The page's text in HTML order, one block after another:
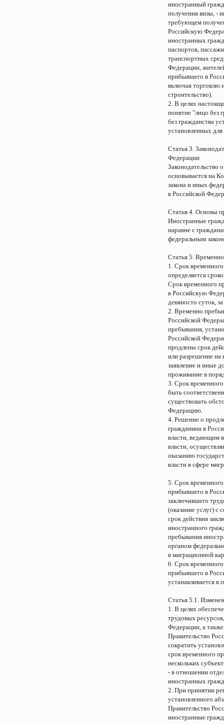
иностранный
получения визы, -
требующем
Российскую
иностранных
паспортов,
транспортных
Федерации,
прибывшего в
включая торговлю
строительство).
2. В целях
понятие "лицо без
без гражданства
установленных
Статья 3.
Федерации
Законодательство
основывается на
закона и иных
в Российской
Статья 4. Основы
Иностранные
наравне с
федеральным
Статья 5.
1. Срок
определяется
Срок временного
в Российскую
девяносто суток,
2. Временно
Российской
пребывания,
Российской
продлены срок
или разрешение на
заявление и иные
проживание в
3. Срок
быть
существовать
Федерацию.
4. Решение о
гражданина в
власти, ведающим
власти,
оказанию
власти в сфере
5. Срок
прибывшего в
заключившего
(оказание услуг) с
срок действия
иностранного
пребывания
органом
в миграционной
6. Срок
прибывшего в
устанавливается
Статья 5.1.
1. В целях
трудовых
Федерации, а
Правительство
сократить
срок временного
нескольких
- в отношении
иностранных
2. При принятии
установленного
Правительство
иностранные